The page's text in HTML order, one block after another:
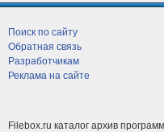
Поиск по сайту
Обратная связь
Разработчикам
Реклама на сайте
Filebox.ru каталог архив